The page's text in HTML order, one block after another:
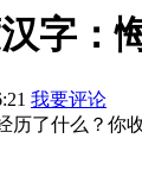
字：
我要评论
历了什么？你